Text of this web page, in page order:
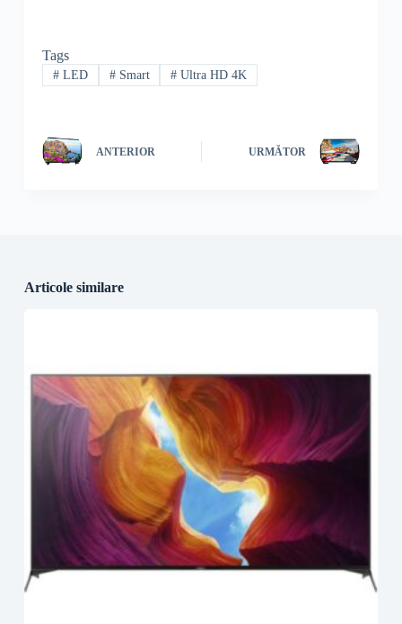
Tags
#LED #Smart # Ultra HD 4K
ANTERIOR URMĂTOR
Articole similare